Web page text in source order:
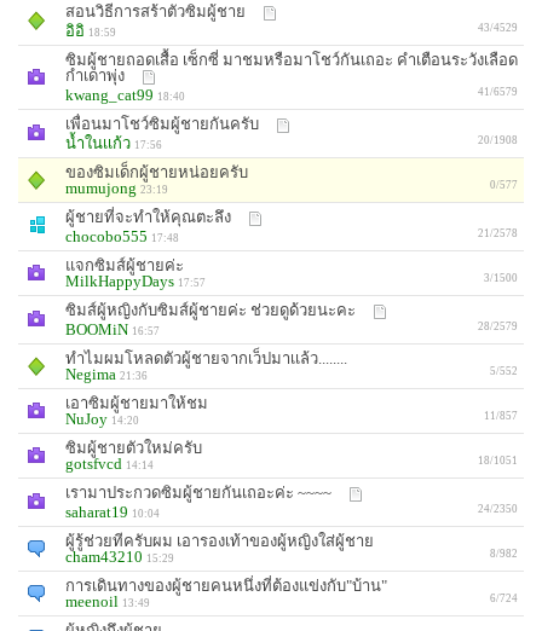
สอนวิธีการสร้าตัวซิมผู้ชาย
อิอิ 18:59 43/4529
ซิมผู้ชายถอดเสื้อ เซ็กซี่ มาชมหรือมาโชว์กันเถอะ คำเตือนระวังเลือด
กำเดาพุ่ง
kwang_cat99 18:40 41/6579
เพื่อนมาโชว์ซิมผู้ชายกันครับ
น้ำในเเก้ว 17:56 20/1908
ของซิมเด็กผู้ชายหน่อยครับ
mumujong 23:19 0/577
ผู้ชายที่จะทำให้คุณตะลึง
chocobo555 17:48 21/2578
แจกซิมส์ผู้ชายค่ะ
MilkHappyDays 17:57 3/1500
ซิมส์ผู้หญิงกับซิมส์ผู้ชายค่ะ ช่วยดูด้วยนะคะ
BOOMiN 16:57 28/2579
ทำไมผมโหลดตัวผู้ชายจากเว็ปมาเเล้ว........
Negima 21:36 5/552
เอาซิมผู้ชายมาให้ชม
NuJoy 14:20 11/857
ซิมผู้ชายตัวใหม่ครับ
gotsfvcd 14:14 18/1051
เรามาประกวดซิมผู้ชายกันเถอะค่ะ ~~~~
saharat19 10:04 24/2350
ผู้รู้ช่วยทีครับผม เอารองเท้าของผู้หญิงใส่ผู้ชาย
cham43210 15:29 8/982
การเดินทางของผู้ชายคนหนึ่งที่ต้องแข่งกับ"บ้าน"
meenoil 13:49 6/724